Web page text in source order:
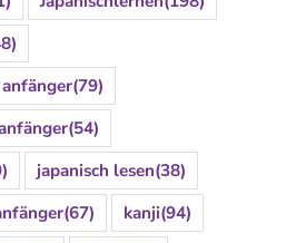
(79)
(54)
japanisch lesen(38)
(67) kanji(94)